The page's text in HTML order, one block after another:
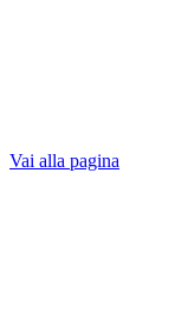
Vai alla pagina